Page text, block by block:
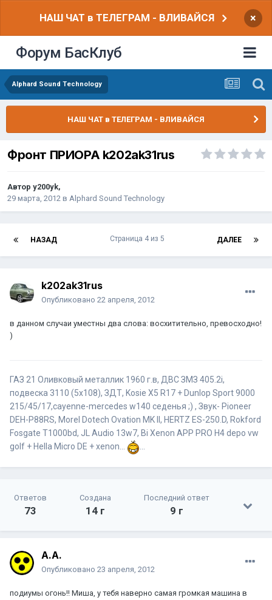
НАШ ЧАТ в ТЕЛЕГРАМ - ВЛИВАЙСЯ ×
Форум БасКлуб
Alphard Sound Technology
НАШ ЧАТ в ТЕЛЕГРАМ - ВЛИВАЙСЯ
Фронт ПРИОРА k202ak31rus
Автор y200yk,
29 марта, 2012 в Alphard Sound Technology
НАЗАД ДАЛЕЕ
Страница 4 из 5
k202ak31rus
Опубликовано 22 апреля, 2012
в данном случаи уместны два слова: восхитительно, превосходно!
)
ГАЗ 21 Оливковый металлик 1960 г.в, ДВС ЗМЗ 405.2i,
подвеска 3110 (5x108), ЗДТ, Kosie X5 R17 + Dunlop Sport 9000
215/45/17,cayenne-mercedes w140 седенья ;) , Звук- Pioneer
DEH-P88RS, Morel Dotech Ovation MK II, HERTZ ES-250.D, Rokford
Fosgate T1000bd, JL Audio 13w7, Bi Xenon APP PRO H4 depo vw
golf + Hella Micro DE + xenon...
...
Ответов
73
Создана
14 г
Последний ответ
9 г
А.А.
Опубликовано 23 апреля, 2012
подиумы огонь!! Миша, у тебя наверно самая громкая машина в